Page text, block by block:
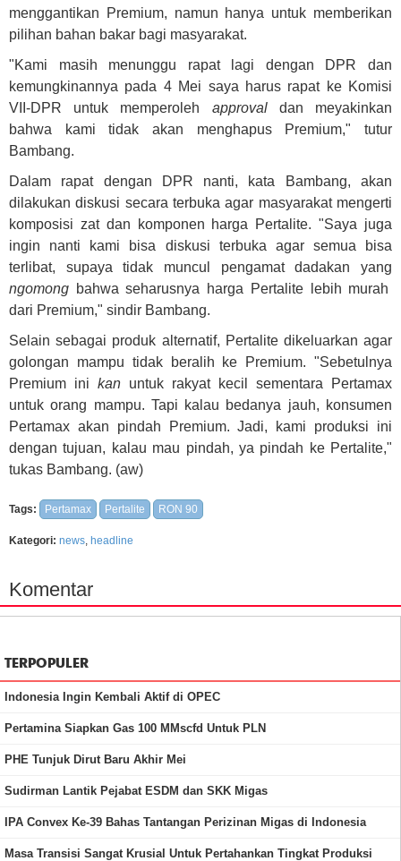
menggantikan Premium, namun hanya untuk memberikan
pilihan bahan bakar bagi masyarakat.
"Kami masih menunggu rapat lagi dengan DPR dan
kemungkinannya pada 4 Mei saya harus rapat ke Komisi
VII-DPR untuk memperoleh approvaldan meyakinkan
bahwa kamitidakakan menghapusPremium," tutur
Bambang.
Dalam rapat dengan DPR nanti, kata
Bambang, akan
dilakukan diskusi secara terbuka agar masyarakat mengerti
komposisi zat dan komponen harga Pertalite. "Saya juga
ingin nanti
kami bisa diskusi terbuka agar semua bisa
terlibat, supaya tidak muncul pengamat dadakan yang
ngomong bahwaseharusnya harga Pertalite lebih murah
dari Premium," sindir Bambang.
Selain sebagai produk alternatif, Pertalite dikeluarkan agar
golongan mampu tidak beralih ke Premium. "Sebetulnya
Premium ini kan untuk rakyat kecil sementara Pertamax
untuk orang mampu. Tapi kalau bedanya jauh, konsumen
Pertamax akan pindah Premium.Jadi, kami produksi ini
dengantujuan, kalau mau pindah, ya pindah ke Pertalite,"
tukas Bambang. (aw)
Tags: Pertamax Pertalite RON 90
Kategori: news, headline
Komentar
TERPOPULER
Indonesia Ingin Kembali Aktif di OPEC
Pertamina Siapkan Gas 100 MMscfd Untuk PLN
PHE Tunjuk Dirut Baru Akhir Mei
Sudirman Lantik Pejabat ESDM dan SKK Migas
IPA Convex Ke-39 Bahas Tantangan Perizinan Migas di Indonesia
Masa Transisi Sangat Krusial Untuk Pertahankan Tingkat Produksi